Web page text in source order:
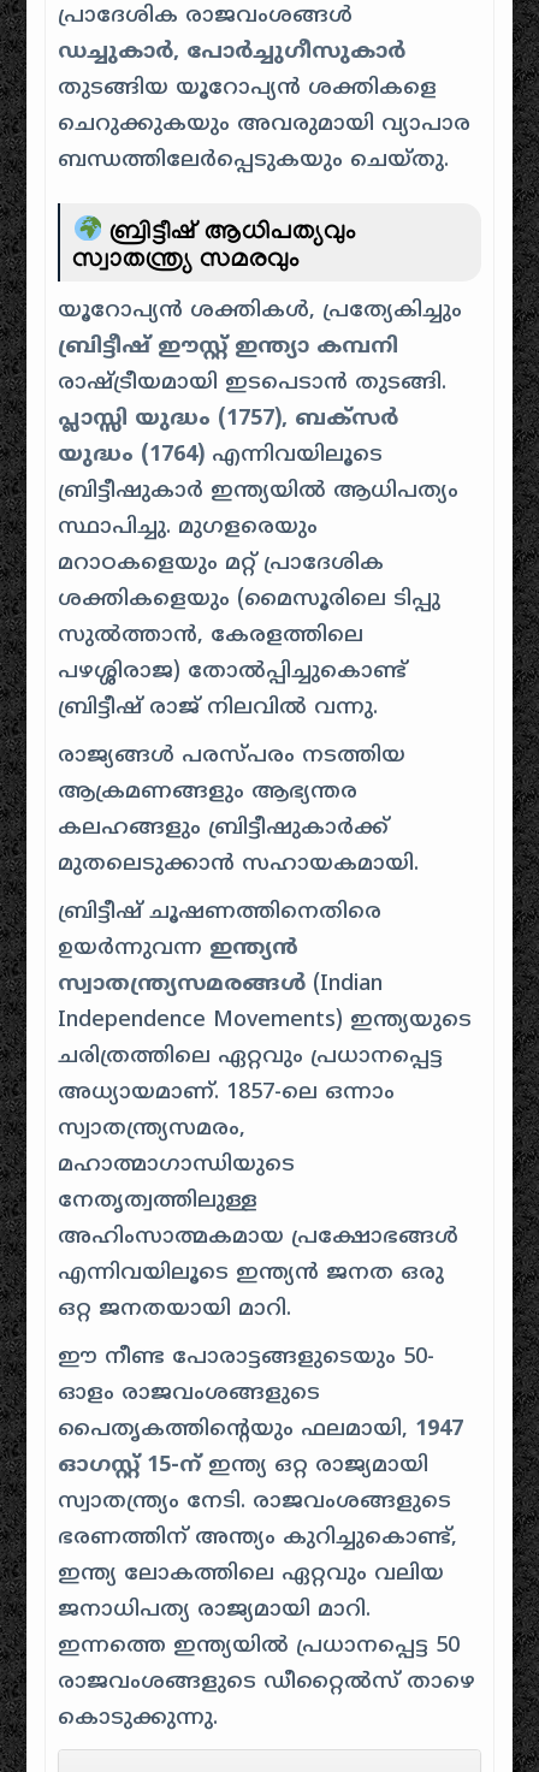
പ്രാദേശിക രാജവംശങ്ങൾ
ഡച്ചുകാർ, പോർച്ചുഗീസുകാർ
തുടങ്ങിയ യൂറോപ്യൻ ശക്തികളെ
ചെറുക്കുകയും അവരുമായി വ്യാപാര
ബന്ധത്തിലേർപ്പെടുകയും ചെയ്തു.
ബ്രിട്ടീഷ് ആധിപത്യവും
സ്വാതന്ത്ര്യ സമരവും
യൂറോപ്യൻ ശക്തികൾ, പ്രത്യേകിച്ചും
ബ്രിട്ടീഷ് ഈസ്റ്റ് ഇന്ത്യാ കമ്പനി
രാഷ്ട്രീയമായി ഇടപെടാൻ തുടങ്ങി.
പ്ലാസ്സി യുദ്ധം (1757), ബക്സർ
യുദ്ധം (1764) എന്നിവയിലൂടെ
ബ്രിട്ടീഷുകാർ ഇന്ത്യയിൽ ആധിപത്യം
സ്ഥാപിച്ചു. മുഗളരെയും
മറാഠകളെയും മറ്റ് പ്രാദേശിക
ശക്തികളെയും (മൈസൂരിലെ ടിപ്പു
സുൽത്താൻ, കേരളത്തിലെ
പഴശ്ശിരാജ) തോൽപ്പിച്ചുകൊണ്ട്
ബ്രിട്ടീഷ് രാജ് നിലവിൽ വന്നു.
രാജ്യങ്ങൾ പരസ്പരം നടത്തിയ
ആക്രമണങ്ങളും ആഭ്യന്തര
കലഹങ്ങളും ബ്രിട്ടീഷുകാർക്ക്
മുതലെടുക്കാൻ സഹായകമായി.
ബ്രിട്ടീഷ് ചൂഷണത്തിനെതിരെ
ഉയർന്നുവന്ന ഇന്ത്യൻ
സ്വാതന്ത്ര്യസമരങ്ങൾ (Indian
Independence Movements) ഇന്ത്യയുടെ
ചരിത്രത്തിലെ ഏറ്റവും പ്രധാനപ്പെട്ട
അധ്യായമാണ്. 1857-ലെ ഒന്നാം
സ്വാതന്ത്ര്യസമരം,
മഹാത്മാഗാന്ധിയുടെ
നേതൃത്വത്തിലുള്ള
അഹിംസാത്മകമായ പ്രക്ഷോഭങ്ങൾ
എന്നിവയിലൂടെ ഇന്ത്യൻ ജനത ഒരു
ഒറ്റ ജനതയായി മാറി.
ഈ നീണ്ട പോരാട്ടങ്ങളുടെയും 50-
ഓളം രാജവംശങ്ങളുടെ
പൈതൃകത്തിൻ്റെയും ഫലമായി, 1947
ഓഗസ്റ്റ് 15-ന്ഇന്ത്യ ഒറ്റ രാജ്യമായി
സ്വാതന്ത്ര്യം നേടി. രാജവംശങ്ങളുടെ
ഭരണത്തിന് അന്ത്യം കുറിച്ചുകൊണ്ട്,
ഇന്ത്യ ലോകത്തിലെ ഏറ്റവും വലിയ
ജനാധിപത്യ രാജ്യമായി മാറി.
ഇന്നത്തെ ഇന്ത്യയിൽ പ്രധാനപ്പെട്ട 50
രാജവംശങ്ങളുടെ ഡീറ്റൈൽസ് താഴെ
കൊടുക്കുന്നു.